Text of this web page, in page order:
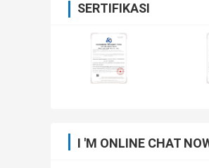
SERTIFIKASI
I 'M ONLINE CHAT